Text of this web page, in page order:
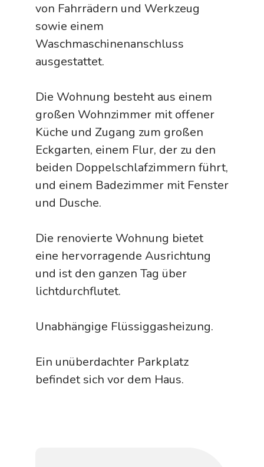
von Fahrrädern und Werkzeug
sowie einem
Waschmaschinenanschluss
ausgestattet.
Die Wohnung besteht aus einem
großen Wohnzimmer mit offener
Küche und Zugang zum großen
Eckgarten, einem Flur, der zu den
beiden Doppelschlafzimmern führt,
und einem Badezimmer mit Fenster
und Dusche.
Die renovierte Wohnung bietet
eine hervorragende Ausrichtung
und ist den ganzen Tag über
lichtdurchflutet.
Unabhängige Flüssiggasheizung.
Ein unüberdachter Parkplatz
befindet sich vor dem Haus.